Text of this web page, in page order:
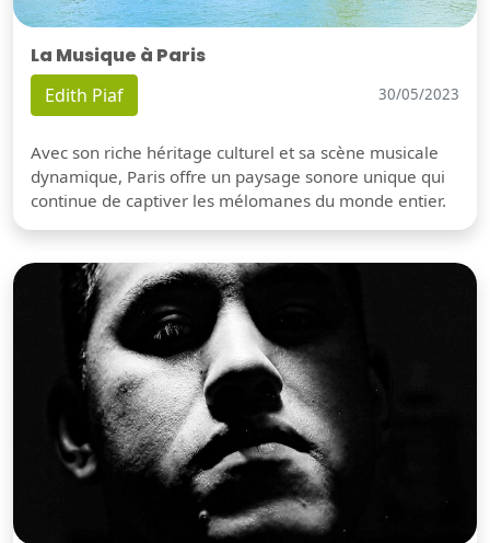
La Musique à Paris
Edith Piaf 30/05/2023
Avec son riche héritage culturel et sa scène musicale
dynamique, Paris offre un paysage sonore unique qui
continue de captiver les mélomanes du monde entier.